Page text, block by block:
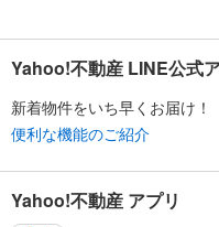
Yahoo!不動産 LINE公式
新着物件をいち早くお届け！
便利な機能のご紹介
Yahoo!不動産 アプリ